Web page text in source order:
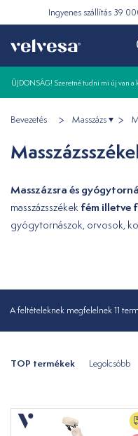
Ingyenes szállítás 39
ÚJDONSÁG! Szeretné tudni mi új van a
Bevezetés Masszázs
Masszázsra és
masszázsszékek fém illetve
gyógytornászok, orvosok,
A feltételeknek megfelelnek 11
TOP termékek Legolcsóbb